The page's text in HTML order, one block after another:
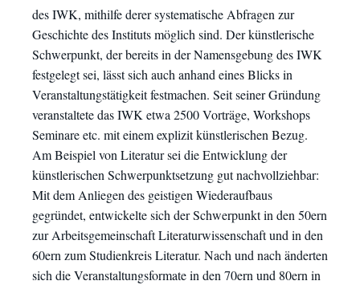
des IWK, mithilfe derer systematische Abfragen zur
Geschichte des Instituts möglich sind. Der künstlerische
Schwerpunkt, der bereits in der Namensgebung des IWK
festgelegt sei, lässt sich auch anhand eines Blicks in
Veranstaltungstätigkeit festmachen. Seit seiner Gründung
veranstaltete das IWK etwa 2500 Vorträge, Workshops
Seminare etc. mit einem explizit künstlerischen Bezug.
Am Beispiel von Literatur sei die Entwicklung der
künstlerischen Schwerpunktsetzung gut nachvollziehbar:
Mit dem Anliegen des geistigen Wiederaufbaus
gegründet, entwickelte sich der Schwerpunkt in den 50ern
zur Arbeitsgemeinschaft Literaturwissenschaft und in den
60ern zum Studienkreis Literatur. Nach und nach änderten
sich die Veranstaltungsformate in den 70ern und 80ern in